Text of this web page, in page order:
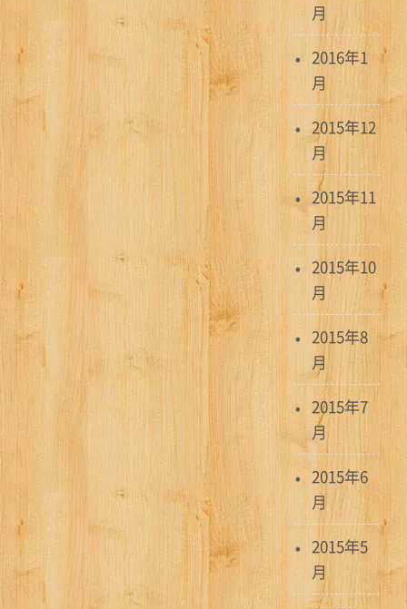
月
2016年1
月
2015年12
月
2015年11
月
2015年10
月
2015年8
月
2015年7
月
2015年6
月
2015年5
月